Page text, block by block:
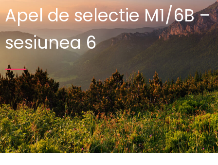
Apel de selectie M1/6B –
sesiunea 6